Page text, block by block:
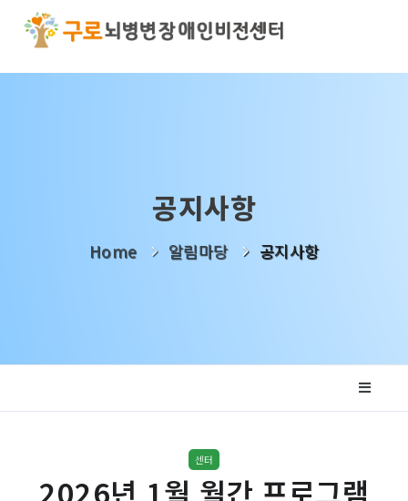
기관소개
공지사항
Home 알림마당 공지사항
센터
2026년 1월 월간 프로그램